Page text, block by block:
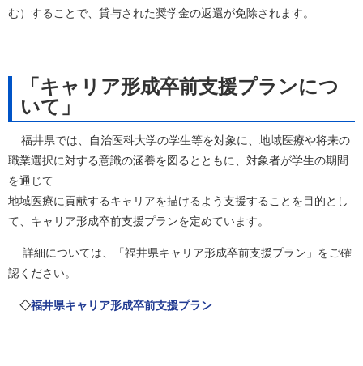
む）することで、貸与された奨学金の返還が免除されます。
「キャリア形成卒前支援プランにつ
いて」
福井県では、自治医科大学の学生等を対象に、地域医療や将来の
職業選択に対する意識の涵養を図るとともに、対象者が学生の期間
を通じて
地域医療に貢献するキャリアを描けるよう支援することを目的とし
て、キャリア形成卒前支援プランを定めています。
詳細については、「福井県キャリア形成卒前支援プラン」をご確
認ください。
◇福井県キャリア形成卒前支援プラン